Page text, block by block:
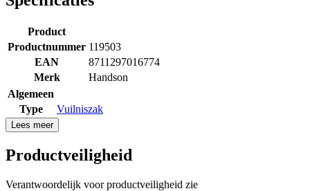
Product
Productnummer 119503
EAN
8711297016774
Merk
Handson
Algemeen
Type
Vuilniszak
Lees meer
Productveiligheid
Verantwoordelijk voor productveiligheid zie